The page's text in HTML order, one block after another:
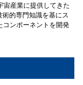
宙産業に提供してきた
的専門知識を基にス
コンポーネントを開発